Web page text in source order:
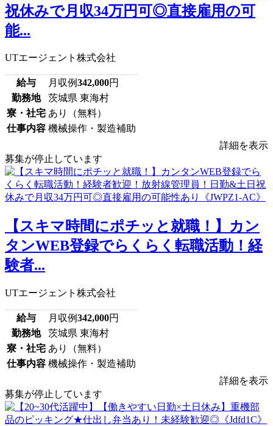
祝休みで月収34万円可◎直接雇用の可
能...
UTエージェント株式会社
給与 月収例342,000円
勤務地
茨城県 東海村
寮・社宅 あり（無料）
仕事内容 機械操作・製造補助
詳細を表示
募集が停止しています
【スキマ時間にポチッと就職！】カン
タンWEB登録でらくらく転職活動！経
験者...
UTエージェント株式会社
給与 月収例342,000円
勤務地
茨城県 東海村
寮・社宅 あり（無料）
仕事内容 機械操作・製造補助
詳細を表示
募集が停止しています